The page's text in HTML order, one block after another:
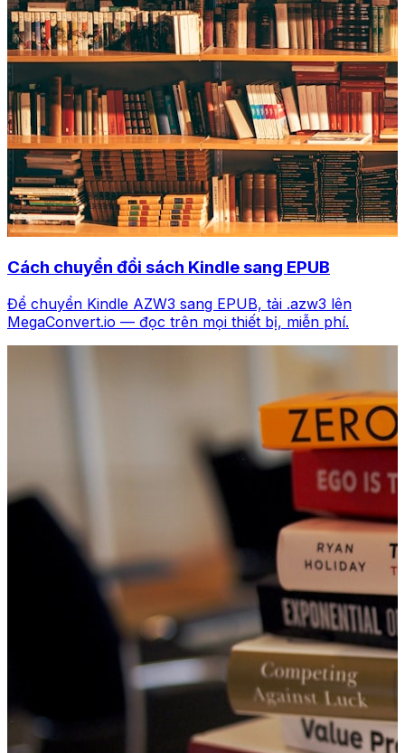
Cách chuyển đổi sách Kindle sang EPUB
Để chuyển Kindle AZW3 sang EPUB, tải .azw3 lên
MegaConvert.io — đọc trên mọi thiết bị, miễn phí.